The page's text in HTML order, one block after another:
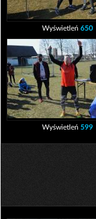
Wyświetleń 650
Wyświetleń 599